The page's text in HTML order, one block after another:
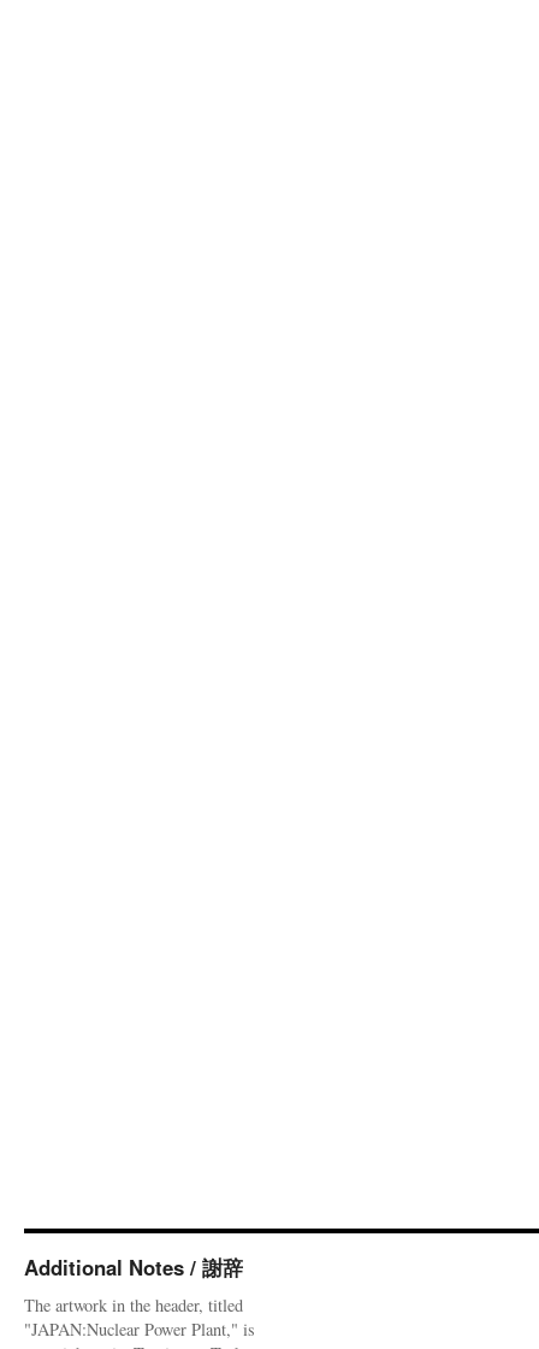
Additional Notes / 謝辞
The artwork in the header, titled
"JAPAN:Nuclear Power Plant," is